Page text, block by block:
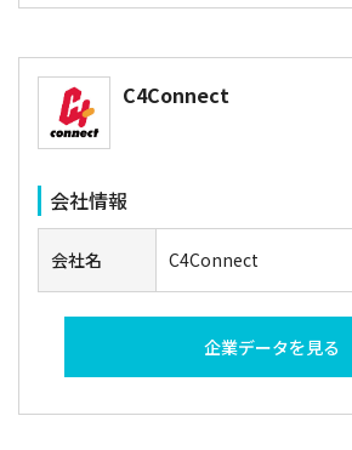
C4Connect
会社情報
会社名 C4Connect
企業データを見る